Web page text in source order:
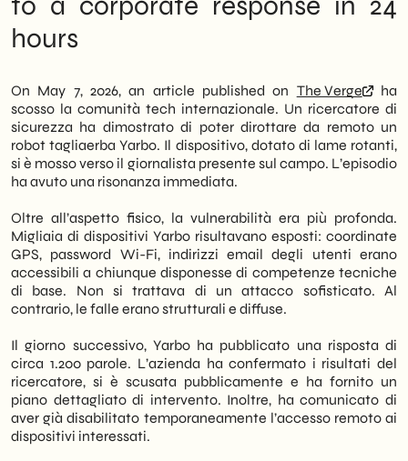
rischio IoT nelle PMI italiane
Next moves: What should an SME do after
this case
Yarbo hasn't solved yet
Implications for those communicating
tech products: the role of content
esposte includevano coordinate GPS,
password Wi-Fi e indirizzi email degli utenti.
Yarbo ha risposto con un comunicato
annunciando misure correttive immediate.
Tuttavia, il caso non riguarda solo un
produttore di robotica. Infatti, rappresenta
un campanello d’allarme per qualsiasi PMI
che integri dispositivi IoT nei propri processi
di attacco si espande ogni volta che un
device connesso entra in azienda senza
un’architettura di sicurezza adeguata.
Pertanto, la gestione del rischio IoT non è
più una questione riservata alle grandi
imprese.
We ofSHM Studioanalizziamo la
cronologia dell’incidente, le responsabilità
emerse e le implicazioni pratiche per le
aziende italiane che vogliono adottare
tecnologie connesse in modo consapevole.
In sintesi: la sicurezza del prodotto digitale
hours
On May 7, 2026, an article published on The Verge
ha
scosso la comunità tech internazionale. Un ricercatore di
sicurezza ha dimostrato di poter dirottare da remoto un
robot tagliaerba Yarbo. Il dispositivo, dotato di lame rotanti,
si è mosso verso il giornalista presente sul campo. L’episodio
ha avuto una risonanza immediata.
Oltre all’aspetto fisico, la vulnerabilità era più profonda.
Migliaia di dispositivi Yarbo risultavano esposti: coordinate
GPS, password Wi-Fi, indirizzi email degli utenti erano
accessibili a chiunque disponesse di competenze tecniche
di base. Non si trattava di un attacco sofisticato. Al
contrario, le falle erano strutturali e diffuse.
Il giorno successivo, Yarbo ha pubblicato una risposta di
circa 1.200 parole. L’azienda ha confermato i risultati del
ricercatore, si è scusata pubblicamente e ha fornito un
piano dettagliato di intervento. Inoltre, ha comunicato di
aver già disabilitato temporaneamente l’accesso remoto ai
dispositivi interessati.